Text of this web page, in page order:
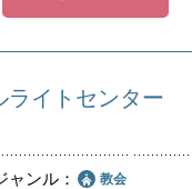
ライトセンター
ャンル 教会